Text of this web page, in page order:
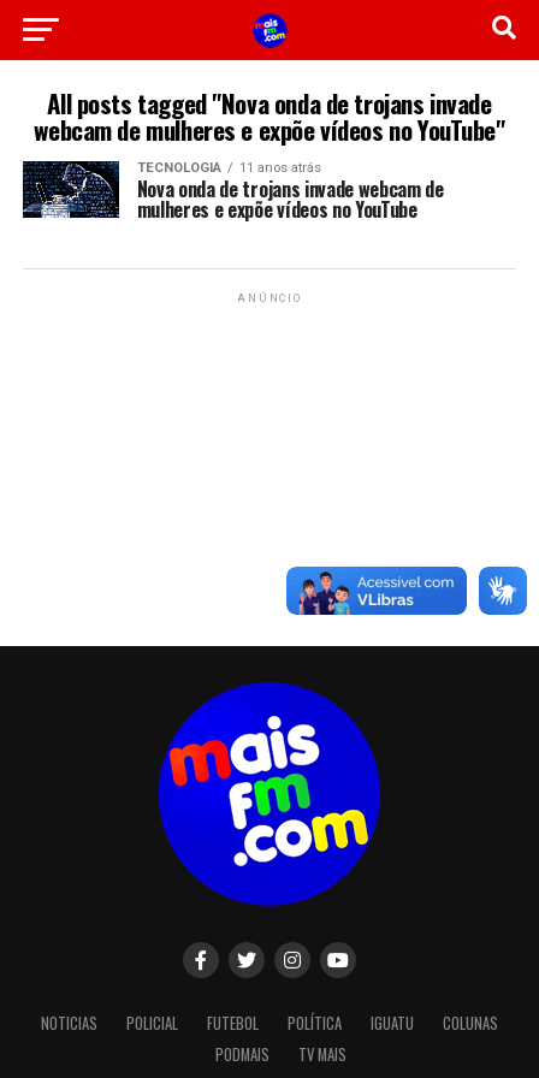
All posts tagged "Nova onda de trojans invade
webcam de mulheres e expõe vídeos no YouTube"
TECNOLOGIA 11 anos atrás
Nova onda de trojans invade webcam de
mulheres e expõe vídeos no YouTube
ANÚNCIO
NOTICIAS POLICIAL FUTEBOL POLÍTICA IGUATU
COLUNAS
PODMAIS
TV MAIS